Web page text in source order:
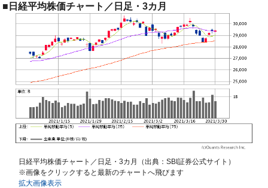
■日経平均株価チャート／日足・3カ月
日経平均株価チャート／日足・3カ月（出典：SBI証券公式サイト）
※画像をクリックすると最新のチャートへ飛びます
拡大画像表示